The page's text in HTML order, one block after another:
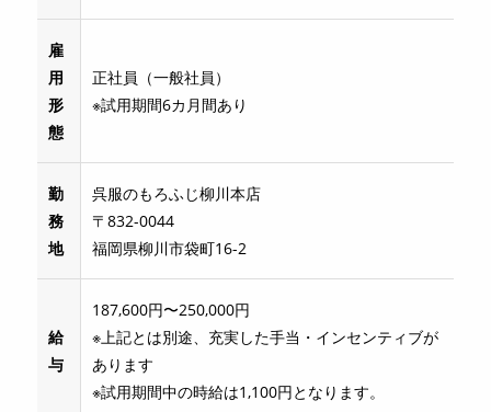
雇
用
形
態
正社員（一般社員）
※試用期間6カ月間あり
勤
務
地
呉服のもろふじ柳川本店
〒832-0044
福岡県柳川市袋町16-2
給
与
187,600円〜250,000円
※上記とは別途、充実した手当・インセンティブが
あります
※試用期間中の時給は1,100円となります。